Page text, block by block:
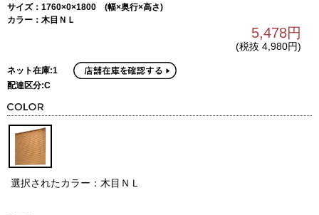
サイズ：1760×0×1800 (幅×奥行×高さ)
カラー：木目ＮＬ
5,478円
(税抜 4,980円)
ネット在庫:1
配達区分:C
選択されたカラー：木目ＮＬ